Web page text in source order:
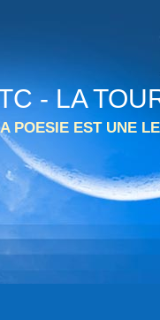
- LA
POESIE EST UNE